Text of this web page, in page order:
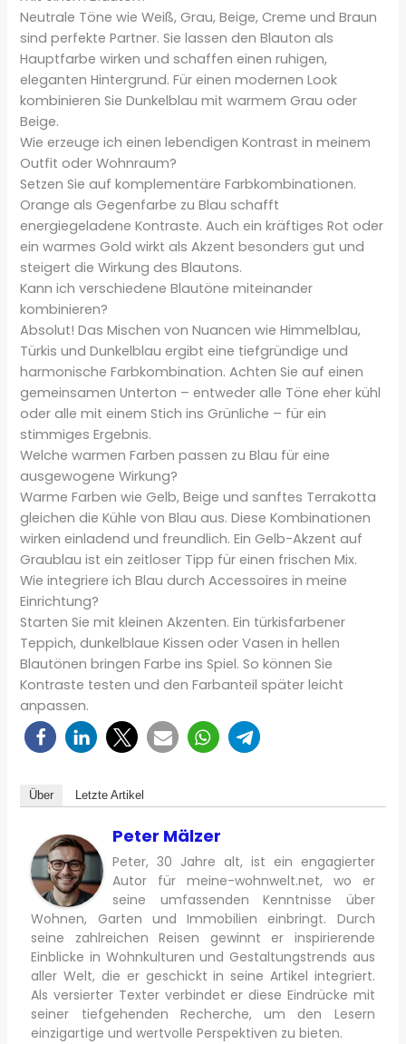
Neutrale Töne wie Weiß, Grau, Beige, Creme und Braun
sind perfekte Partner. Sie lassen den Blauton als
Hauptfarbe wirken und schaffen einen ruhigen,
eleganten Hintergrund. Für einen modernen Look
kombinieren Sie Dunkelblau mit warmem Grau oder
Beige.
Wie erzeuge ich einen lebendigen Kontrast in meinem
Outfit oder Wohnraum?
Setzen Sie auf komplementäre Farbkombinationen.
Orange als Gegenfarbe zu Blau schafft
energiegeladene Kontraste. Auch ein kräftiges Rot oder
ein warmes Gold wirkt als Akzent besonders gut und
steigert die Wirkung des Blautons.
Kann ich verschiedene Blautöne miteinander
kombinieren?
Absolut! Das Mischen von Nuancen wie Himmelblau,
Türkis und Dunkelblau ergibt eine tiefgründige und
harmonische Farbkombination. Achten Sie auf einen
gemeinsamen Unterton – entweder alle Töne eher kühl
oder alle mit einem Stich ins Grünliche – für ein
stimmiges Ergebnis.
Welche warmen Farben passen zu Blau für eine
ausgewogene Wirkung?
Warme Farben wie Gelb, Beige und sanftes Terrakotta
gleichen die Kühle von Blau aus. Diese Kombinationen
wirken einladend und freundlich. Ein Gelb-Akzent auf
Graublau ist ein zeitloser Tipp für einen frischen Mix.
Wie integriere ich Blau durch Accessoires in meine
Einrichtung?
Starten Sie mit kleinen Akzenten. Ein türkisfarbener
Teppich, dunkelblaue Kissen oder Vasen in hellen
Blautönen bringen Farbe ins Spiel. So können Sie
Kontraste testen und den Farbanteil später leicht
anpassen.
Über Letzte Artikel
Peter Mälzer
Peter, 30 Jahre alt, ist ein engagierter
Autor für meine-wohnwelt.net, wo er
seine umfassenden Kenntnisse über
Wohnen, Garten und Immobilien einbringt. Durch
seine zahlreichen Reisen gewinnt er inspirierende
Einblicke in Wohnkulturen und Gestaltungstrends aus
aller Welt, die er geschickt in seine Artikel integriert.
Als versierter Texter verbindet er diese Eindrücke mit
seiner tiefgehenden Recherche, um den Lesern
einzigartige und wertvolle Perspektiven zu bieten.